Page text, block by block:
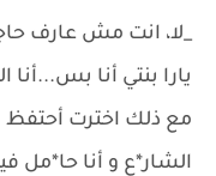
_لا، انت مش عارف
يارا بنتي أنا
مع ذلك اخترت أحتفظ
الشار*ع و أنا حا*مل